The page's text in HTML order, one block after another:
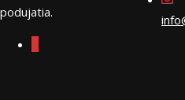
podujatia.